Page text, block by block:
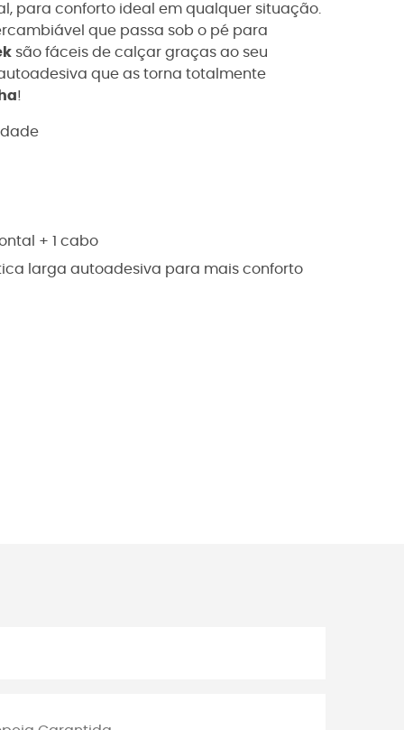
para conforto ideal em qualquer situação.
que passa sob o pé para
são fáceis de calçar graças ao seu
que as torna totalmente
!
+ 1 cabo
larga autoadesiva para mais conforto